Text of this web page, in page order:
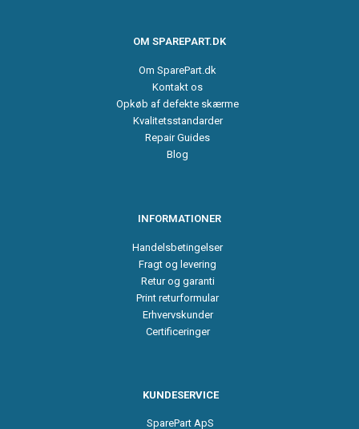
OM SPAREPART.DK
Om SparePart.dk
Kontakt os
Opkøb af defekte skærme
Kvalitetsstandarder
Repair Guides
Blog
INFORMATIONER
Handelsbetingelser
Fragt og levering
Retur og garanti
Print returformular
Erhvervskunder
Certificeringer
KUNDESERVICE
SparePart ApS